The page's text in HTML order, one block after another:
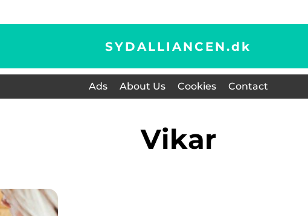
SYDALLIANCEN.dk
Ads About Us Cookies Contact
vikar